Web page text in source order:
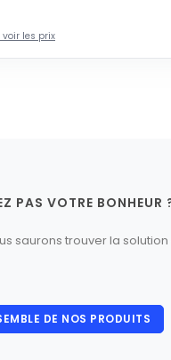
les prix
PAS VOTRE BONHEUR
saurons trouver la
DE NOS PRODUITS